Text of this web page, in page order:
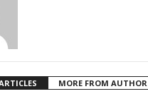
MORE FROM AUTHOR